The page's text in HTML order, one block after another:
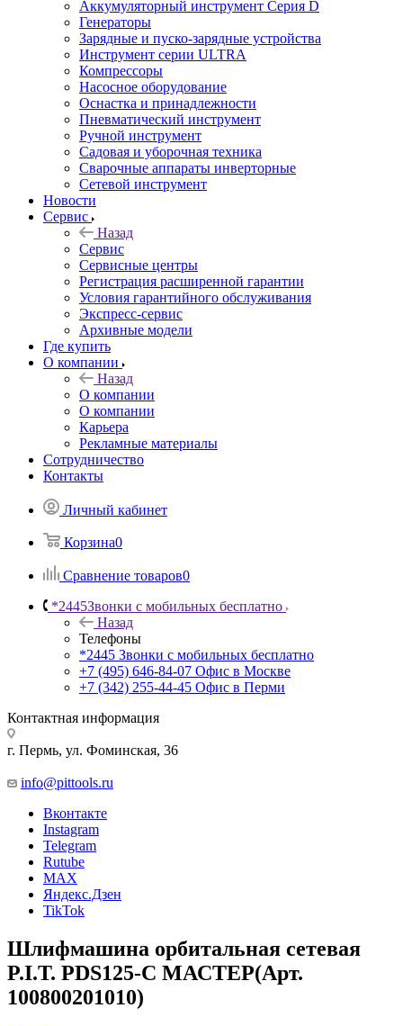
Аккумуляторный инструмент Серия D
Генераторы
Зарядные и пуско-зарядные устройства
Инструмент серии ULTRA
Компрессоры
Насосное оборудование
Оснастка и принадлежности
Пневматический инструмент
Ручной инструмент
Садовая и уборочная техника
Сварочные аппараты инверторные
Сетевой инструмент
Новости
Сервис
Назад
Сервис
Сервисные центры
Регистрация расширенной гарантии
Условия гарантийного обслуживания
Экспресс-сервис
Архивные модели
Где купить
О компании
Назад
О компании
О компании
Карьера
Рекламные материалы
Сотрудничество
Контакты
Личный кабинет
Корзина0
Сравнение товаров0
*2445Звонки с мобильных бесплатно
Назад
Телефоны
*2445 Звонки с мобильных бесплатно
+7 (495) 646-84-07 Офис в Москве
+7 (342) 255-44-45 Офис в Перми
Контактная информация
г. Пермь, ул. Фоминская, 36
info@pittools.ru
Вконтакте
Instagram
Telegram
Rutube
MAX
Яндекс.Дзен
TikTok
Шлифмашина орбитальная сетевая
P.I.T. PDS125-C МАСТЕР(Арт.
100800201010)